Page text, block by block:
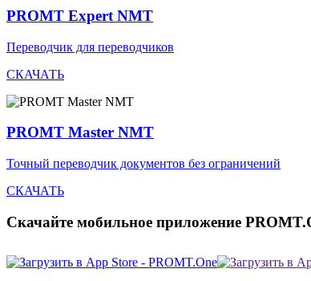
PROMT Expert NMT
Переводчик для переводчиков
СКАЧАТЬ
PROMT Master NMT
Точный переводчик документов без ограничений
СКАЧАТЬ
Скачайте мобильное приложение